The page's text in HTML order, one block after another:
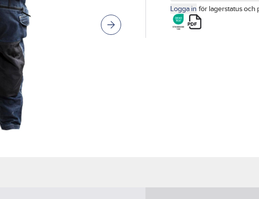
Logga in för lagerstatus och